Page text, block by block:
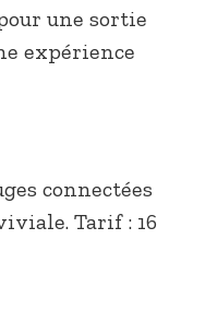
une sortie
expérience
connectées
Tarif : 16